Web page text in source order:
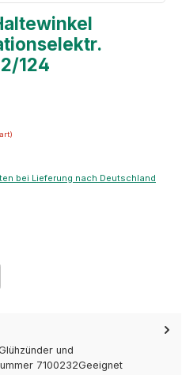
124
bei Lieferung nach Deutschland
und
7100232Geeignet